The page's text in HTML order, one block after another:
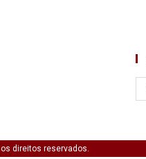
direitos reservados.